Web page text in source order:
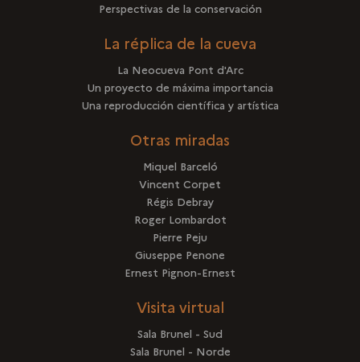
Perspectivas de la conservación
La réplica de la cueva
La Neocueva Pont d'Arc
Un proyecto de máxima importancia
Una reproducción científica y artística
Otras miradas
Miquel Barceló
Vincent Corpet
Régis Debray
Roger Lombardot
Pierre Peju
Giuseppe Penone
Ernest Pignon-Ernest
Visita virtual
Sala Brunel - Sud
Sala Brunel - Norde